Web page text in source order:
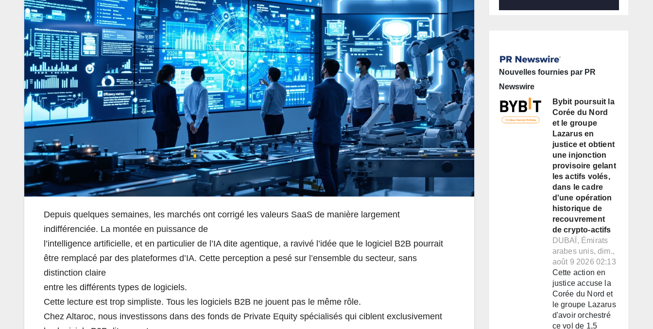
Depuis quelques semaines, les marchés ont corrigé les valeurs SaaS de manière largement
indifférenciée. La montée en puissance de
l’intelligence artificielle, et en particulier de l’IA dite agentique, a ravivé l’idée que le logiciel B2B pourrait
être remplacé par des plateformes d’IA. Cette perception a pesé sur l’ensemble du secteur, sans
distinction claire
entre les différents types de logiciels.
Cette lecture est trop simpliste. Tous les logiciels B2B ne jouent pas le même rôle.
Chez Altaroc, nous investissons dans des fonds de Private Equity spécialisés qui ciblent exclusivement
Nouvelles fournies par PR
Newswire
Bybit poursuit la
Corée du Nord
et le groupe
Lazarus en
justice et obtient
une injonction
provisoire gelant
les actifs volés,
dans le cadre
d'une opération
historique de
recouvrement
de crypto-actifs
DUBAÏ, Émirats
arabes unis, dim.,
août 9 2026 02:13
Cette action en
justice accuse la
Corée du Nord et
le groupe Lazarus
d'avoir orchestré
ce vol de 1,5